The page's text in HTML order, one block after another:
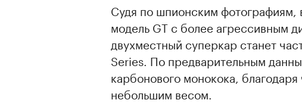
Судя по шпионским фотографиям,
модель GT c более агрессивным
двухместный суперкар станет
Series. По предварительным
карбонового монокока,
небольшим весом.